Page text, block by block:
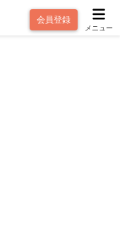
会員登録
メニュー